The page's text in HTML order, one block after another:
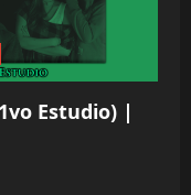
Estudio) |